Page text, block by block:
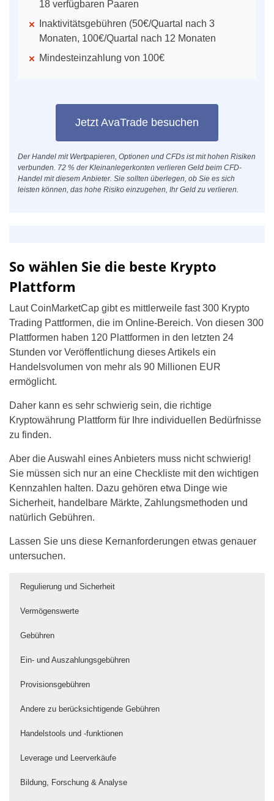
18 verfügbaren Paaren
Inaktivitätsgebühren (50€/Quartal nach 3
Monaten, 100€/Quartal nach 12 Monaten
Mindesteinzahlung von 100€
Jetzt AvaTrade besuchen
Der Handel mit Wertpapieren, Optionen und CFDs ist mit hohen Risiken
verbunden. 72 % der Kleinanlegerkonten verlieren Geld beim CFD-
Handel mit diesem Anbieter. Sie sollten überlegen, ob Sie es sich
leisten können, das hohe Risiko einzugehen, Ihr Geld zu verlieren.
So wählen Sie die beste Krypto
Plattform
Laut CoinMarketCap gibt es mittlerweile fast 300 Krypto
Trading Pattformen, die im Online-Bereich. Von diesen 300
Plattformen haben 120 Plattformen in den letzten 24
Stunden vor Veröffentlichung dieses Artikels ein
Handelsvolumen von mehr als 90 Millionen EUR
ermöglicht.
Daher kann es sehr schwierig sein, die richtige
Kryptowährung Plattform für Ihre individuellen Bedürfnisse
zu finden.
Aber die Auswahl eines Anbieters muss nicht schwierig!
Sie müssen sich nur an eine Checkliste mit den wichtigen
Kennzahlen halten. Dazu gehören etwa Dinge wie
Sicherheit, handelbare Märkte, Zahlungsmethoden und
natürlich Gebühren.
Lassen Sie uns diese Kernanforderungen etwas genauer
untersuchen.
Regulierung und Sicherheit
Vermögenswerte
Gebühren
Ein- und Auszahlungsgebühren
Provisionsgebühren
Andere zu berücksichtigende Gebühren
Handelstools und -funktionen
Leverage und Leerverkäufe
Bildung, Forschung & Analyse